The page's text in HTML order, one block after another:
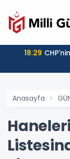
18:29
Anasayfa